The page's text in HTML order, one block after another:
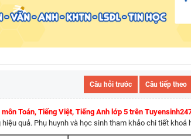
Câu hỏi trước Câu tiếp theo
Toán, Tiếng Việt, Tiếng Anh lớp 5 trên
hiệu quả. Phụ huynh và học sinh tham khảo chi tiết khoá